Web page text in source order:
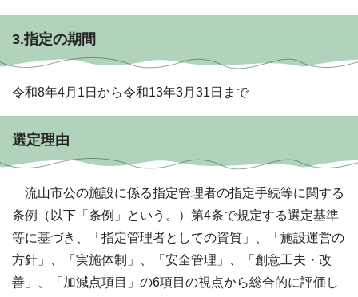
3.指定の期間
令和8年4月1日から令和13年3月31日まで
選定理由
流山市公の施設に係る指定管理者の指定手続等に関する
条例（以下「条例」という。）第4条で規定する選定基準
等に基づき、「指定管理者としての資質」、「施設運営の
方針」、「実施体制」、「安全管理」、「創意工夫・改
善」、「加減点項目」の6項目の視点から総合的に評価し